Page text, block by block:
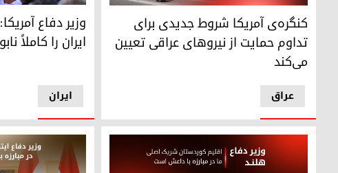
کنگره‌ی آمریکا شروط جدیدی برای تداوم حمایت از نیروهای عراقی
عراق
کنگره‌ی آمریکا شروط جدیدی برای
تداوم حمایت از نیروهای عراقی تعیین
می‌کند
پیت هگست، وزیر
ایران
وزیر دفاع
ایران را کاملاً